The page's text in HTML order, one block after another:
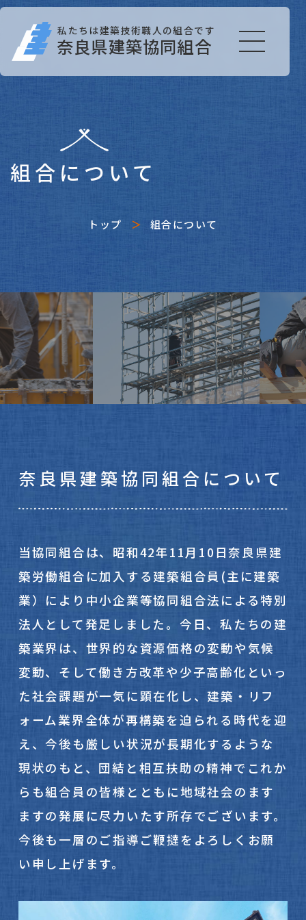
私たちは建築技術職人の組合です
奈良県建築協同組合
組合について
トップ 組合について
奈良県建築協同組合について
当協同組合は、昭和42年11月10日奈良県建
築労働組合に加入する建築組合員(主に建築
業）により中小企業等協同組合法による特別
法人として発足しました。今日、私たちの建
築業界は、世界的な資源価格の変動や気候
変動、そして働き方改革や少子高齢化といっ
た社会課題が一気に顕在化し、建築・リフ
ォーム業界全体が再構築を迫られる時代を迎
え、今後も厳しい状況が長期化するような
現状のもと、団結と相互扶助の精神でこれか
らも組合員の皆様とともに地域社会のます
ますの発展に尽力いたす所存でございます。
今後も一層のご指導ご鞭撻をよろしくお願
い申し上げます。